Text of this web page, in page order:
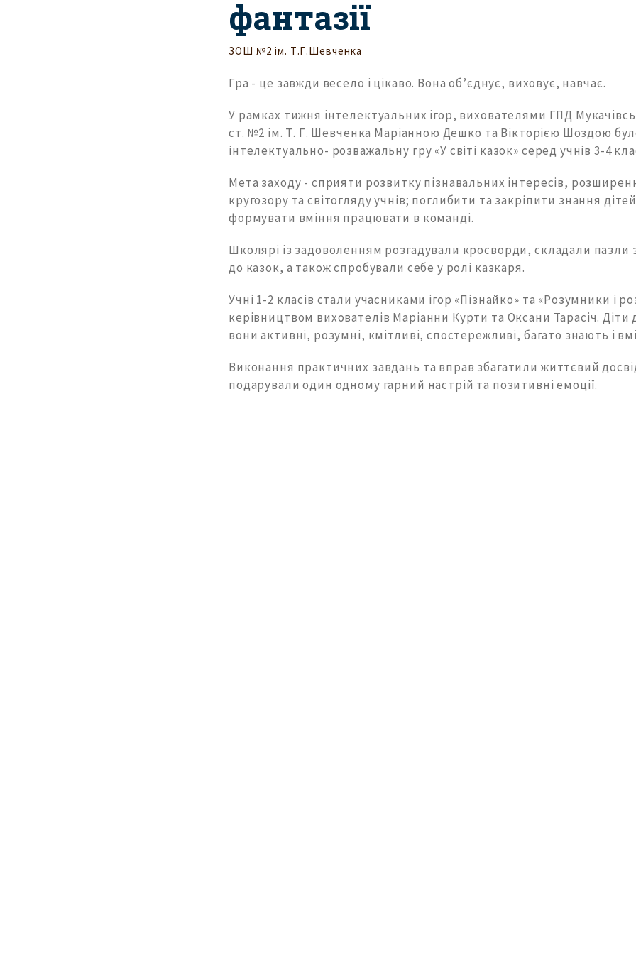
фантазії
ЗОШ №2 ім. Т.Г.Шевченка
Гра - це завжди весело і цікаво. Вона обʼєднує, виховує, навчає.
У рамках тижня інтелектуальних ігор, вихователями ГПД
ст. №2 ім. Т. Г. Шевченка Маріанною Дешко та Вікторією Шоздою
інтелектуально- розважальну гру «У світі казок» серед учнів 3-4
Мета заходу - сприяти розвитку пізнавальних інтересів,
кругозору та світогляду учнів; поглибити та закріпити знання
формувати вміння працювати в команді.
Школярі із задоволенням розгадували кросворди, складали пазли
до казок, а також спробували себе у ролі казкаря.
Учні 1-2 класів стали учасниками ігор «Пізнайко» та «Розумники і
керівництвом вихователів Маріанни Курти та Оксани Тарасіч.
вони активні, розумні, кмітливі, спостережливі, багато знають і
Виконання практичних завдань та вправ збагатили життєвий
подарували один одному гарний настрій та позитивні емоції.